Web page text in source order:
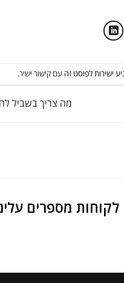
ישירות לפוסט זה עם קישור ישיר.
מה צריך בשביל
לקוחות מספרים